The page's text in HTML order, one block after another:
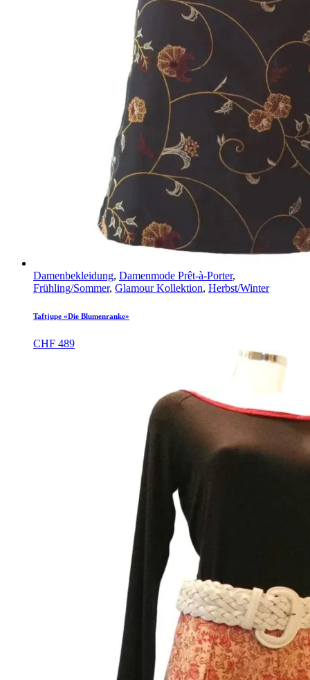
Damenbekleidung, Damenmode Prêt-à-Porter,
Frühling/Sommer, Glamour Kollektion, Herbst/Winter
Taftjupe «Die Blumenranke»
CHF 489